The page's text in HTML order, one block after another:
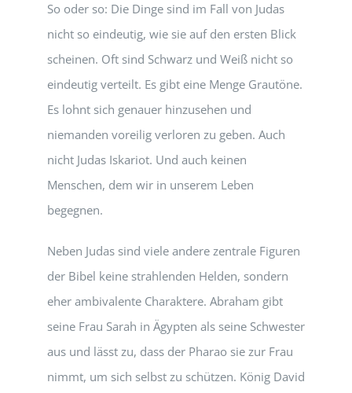
So oder so: Die Dinge sind im Fall von Judas
nicht so eindeutig, wie sie auf den ersten Blick
scheinen. Oft sind Schwarz und Weiß nicht so
eindeutig verteilt. Es gibt eine Menge Grautöne.
Es lohnt sich genauer hinzusehen und
niemanden voreilig verloren zu geben. Auch
nicht Judas Iskariot. Und auch keinen
Menschen, dem wir in unserem Leben
begegnen.
Neben Judas sind viele andere zentrale Figuren
der Bibel keine strahlenden Helden, sondern
eher ambivalente Charaktere. Abraham gibt
seine Frau Sarah in Ägypten als seine Schwester
aus und lässt zu, dass der Pharao sie zur Frau
nimmt, um sich selbst zu schützen. König David